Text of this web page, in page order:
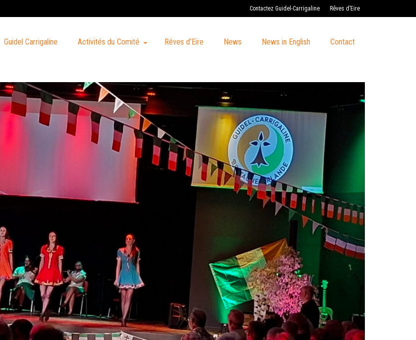
Contactez Guidel-Carrigaline Rêves d’Eire
Guidel Carrigaline Activités du Comité Rêves d’Eire News News in English Contact